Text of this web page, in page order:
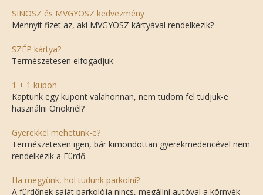
SINOSZ és MVGYOSZ kedvezmény
Mennyit fizet az, aki MVGYOSZ kártyával rendelkezik?
SZÉP kártya?
Természetesen elfogadjuk.
1 + 1 kupon
Kaptunk egy kupont valahonnan, nem tudom fel tudjuk-e
használni Önöknél?
Gyerekkel mehetünk-e?
Természetesen igen, bár kimondottan gyerekmedencével nem
rendelkezik a Fürdő.
Ha megyünk, hol tudunk parkolni?
A fürdőnek saját parkolója nincs, megállni autóval a környék